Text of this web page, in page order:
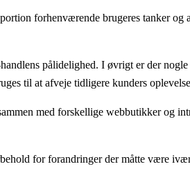
forhenværende brugeres tanker og
pålidelighed. I øvrigt er der
til at afveje tidligere kunders
med forskellige webbutikker og
for forandringer der måtte være